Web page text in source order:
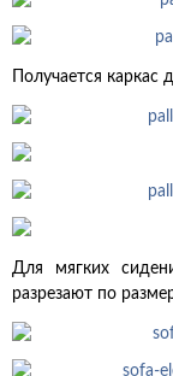
Получается
Для мягких
разрезают по